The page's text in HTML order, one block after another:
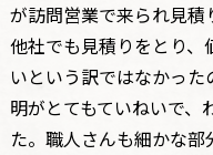
が訪問営業で来られ見積
他社でも見積りをとり
いという訳ではなかっ
明がとてもていねいで
た。職人さんも細かな